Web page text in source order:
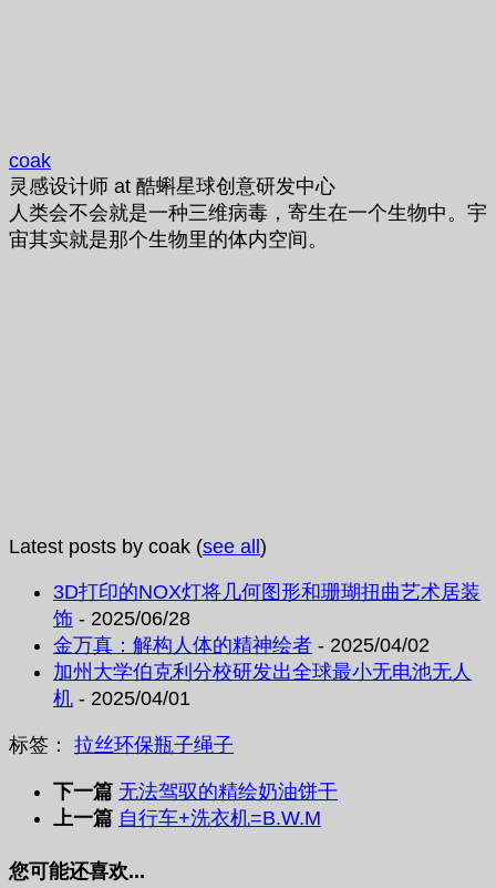
coak
灵感设计师 at 酷蝌星球创意研发中心
人类会不会就是一种三维病毒，寄生在一个生物中。宇
宙其实就是那个生物里的体内空间。
Latest posts by coak (see all )
3D打印的NOX灯将几何图形和珊瑚扭曲艺术居装
饰 - 2025/06/28
金万真：解构人体的精神绘者 - 2025/04/02
加州大学伯克利分校研发出全球最小无电池无人
机 - 2025/04/01
标签： 拉丝环保瓶子绳子
下一篇 无法驾驭的精绘奶油饼干
上一篇 自行车+洗衣机=B.W.M
您可能还喜欢...